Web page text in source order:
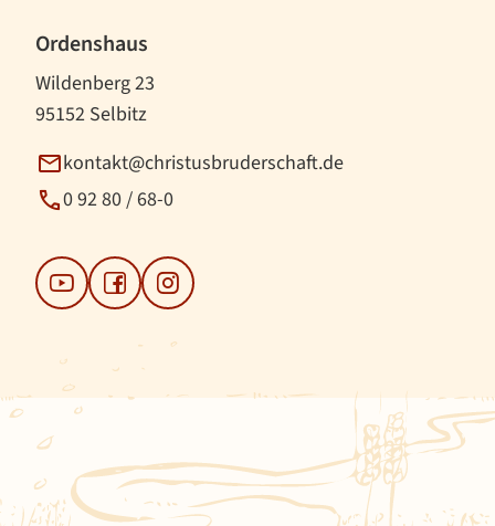
Ordenshaus
Wildenberg 23
95152 Selbitz
kontakt@christusbruderschaft.de
0 92 80 / 68-0